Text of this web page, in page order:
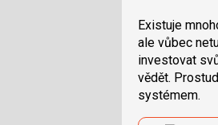
Existuje
ale vůbec
investovat
vědět.
systémem.